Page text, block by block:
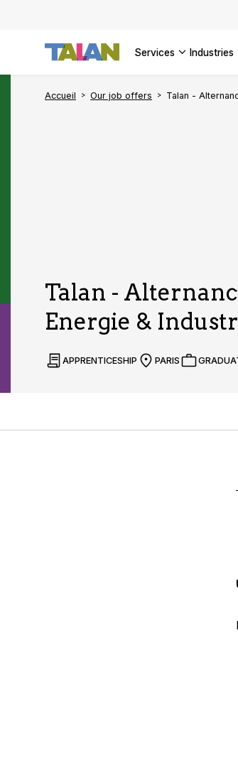
services industries
Accueil Our job offers Talan -
Talan -
Energie &
APPRENTICESHIP PARIS